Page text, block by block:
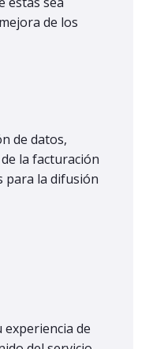
de los
de datos,
la facturación
para la difusión
de